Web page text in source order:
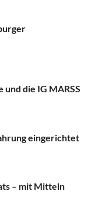
die IG MARSS
eingerichtet
– mit Mitteln